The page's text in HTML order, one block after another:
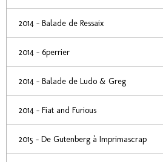
2014 - Balade de Ressaix
2014 - 6perrier
2014 - Balade de Ludo & Greg
2014 - Fiat and Furious
2015 - De Gutenberg à Imprimascrap